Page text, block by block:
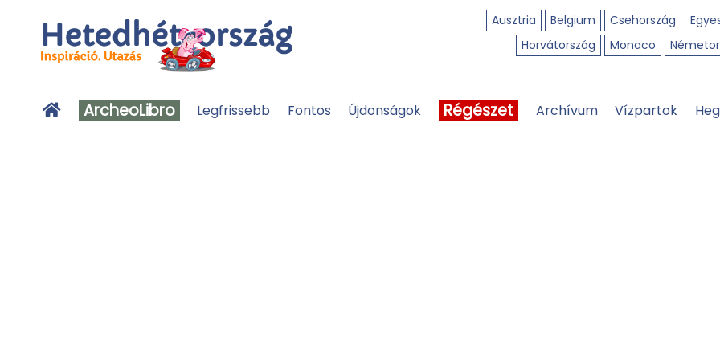
Ausztria Belgium Csehország
Horvátország
Monaco
ArcheoLibro Legfrissebb Fontos Újdonságok Régészet Archívum Vízpartok